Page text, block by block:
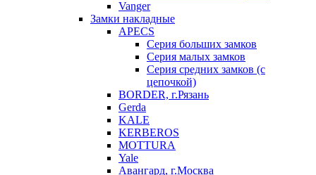
Vanger
Замки накладные
APECS
Серия больших замков
Серия малых замков
Серия средних замков (с
цепочкой)
BORDER, г.Рязань
Gerda
KALE
KERBEROS
MOTTURA
Yale
Авангард, г.Москва